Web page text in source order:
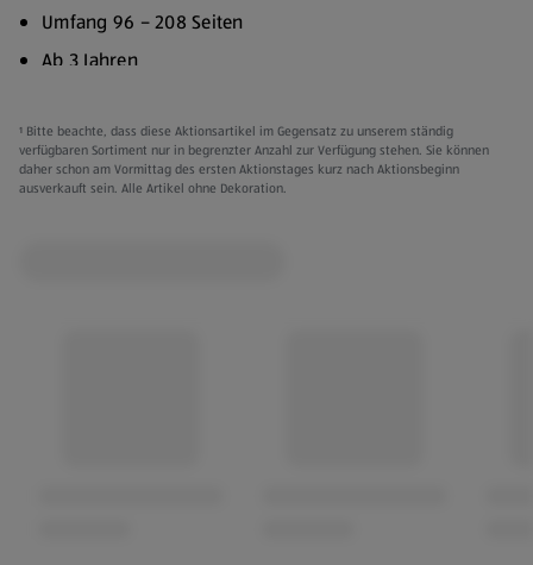
Umfang 96 – 208 Seiten
Ab 3 Jahren
Geh Schlafen
Komm, machen wir
¹ Bitte beachte, dass diese Aktionsartikel im Gegensatz zu unserem ständig
verfügbaren Sortiment nur in begrenzter Anzahl zur Verfügung stehen. Sie können
daher schon am Vormittag des ersten Aktionstages kurz nach Aktionsbeginn
ausverkauft sein. Alle Artikel ohne Dekoration.